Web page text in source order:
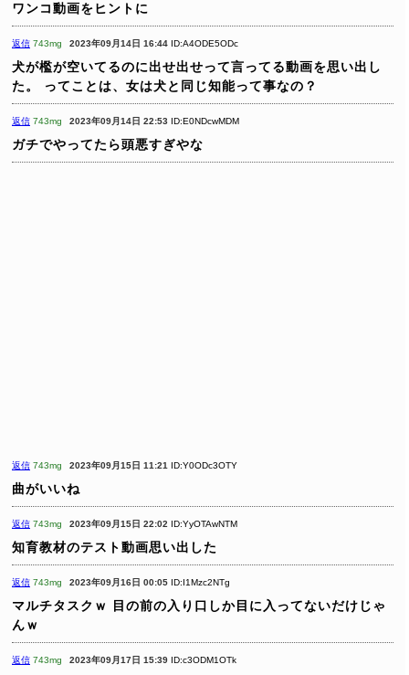
ワンコ動画をヒントに
返信 743mg 2023年09月14日 16:44 ID:A4ODE5ODc
犬が檻が空いてるのに出せ出せって言ってる動画を思い出し
た。
ってことは、女は犬と同じ知能って事なの？
返信 743mg 2023年09月14日 22:53 ID:E0NDcwMDM
ガチでやってたら頭悪すぎやな
返信 743mg 2023年09月15日 11:21 ID:Y0ODc3OTY
曲がいいね
返信 743mg 2023年09月15日 22:02 ID:YyOTAwNTM
知育教材のテスト動画思い出した
返信 743mg 2023年09月16日 00:05 ID:I1Mzc2NTg
マルチタスクｗ
目の前の入り口しか目に入ってないだけじゃ
んｗ
返信 743mg 2023年09月17日 15:39 ID:c3ODM1OTk